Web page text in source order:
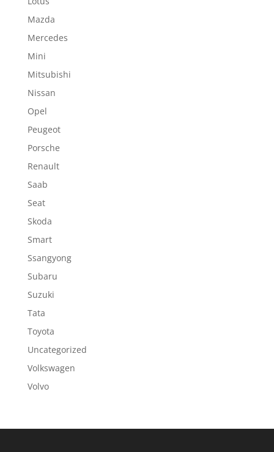
Mazda
Mercedes
Mini
Mitsubishi
Nissan
Opel
Peugeot
Porsche
Renault
Saab
Seat
Skoda
Smart
Ssangyong
Subaru
Suzuki
Tata
Toyota
Uncategorized
Volkswagen
Volvo